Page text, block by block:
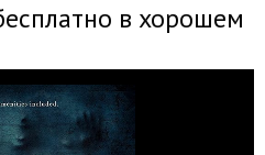
в хорошем